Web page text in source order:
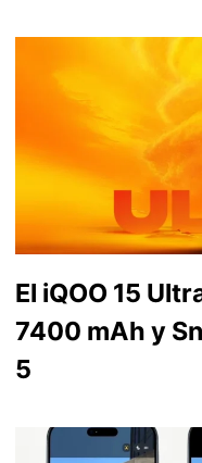
El iQOO 15
7400 mAh y
5